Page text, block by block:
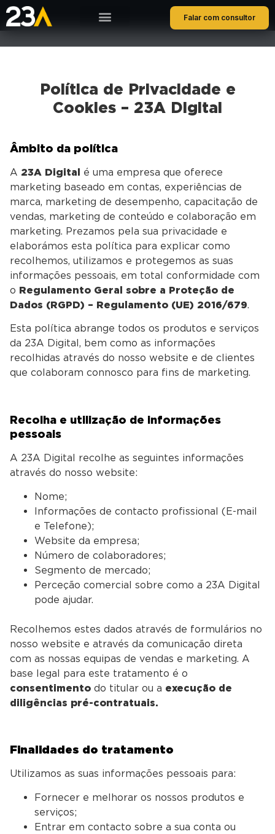
Falar com consultor
Política de Privacidade e
Cookies – 23A Digital
Âmbito da política
A 23A Digital é uma empresa que oferece
marketing baseado em contas, experiências de
marca, marketing de desempenho, capacitação de
vendas, marketing de conteúdo e colaboração em
marketing. Prezamos pela sua privacidade e
elaborámos esta política para explicar como
recolhemos, utilizamos e protegemos as suas
informações pessoais, em total conformidade com
o Regulamento Geral sobre a Proteção de
Dados (RGPD) – Regulamento (UE) 2016/679.
Esta política abrange todos os produtos e serviços
da 23A Digital, bem como as informações
recolhidas através do nosso website e de clientes
que colaboram connosco para fins de marketing.
Recolha e utilização de informações
pessoais
A 23A Digital recolhe as seguintes informações
através do nosso website:
Nome;
Informações de contacto profissional (E-mail
e Telefone);
Website da empresa;
Número de colaboradores;
Segmento de mercado;
Perceção comercial sobre como a 23A Digital
pode ajudar.
Recolhemos estes dados através de formulários no
nosso website e através da comunicação direta
com as nossas equipas de vendas e marketing. A
base legal para este tratamento é o
consentimento do titular ou a execução de
diligências pré-contratuais.
Finalidades do tratamento
Utilizamos as suas informações pessoais para:
Fornecer e melhorar os nossos produtos e
serviços;
Entrar em contacto sobre a sua conta ou